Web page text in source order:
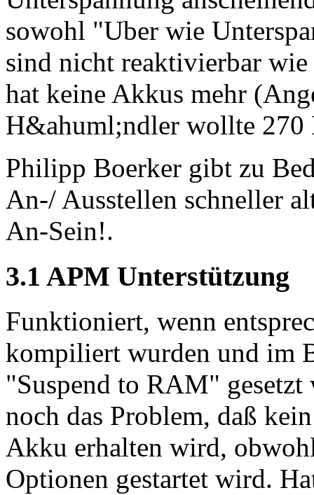
sowohl "Uber wie
sind nicht reaktivierbar
hat keine Akkus mehr
H&ahuml;ndler wollte 270
Philipp Boerker gibt zu
An-/ Ausstellen schneller
An-Sein!.
3.1 APM Unterstützung
Funktioniert, wenn
kompiliert wurden und im
"Suspend to RAM"
noch das Problem, daß
Akku erhalten wird,
Optionen gestartet wird.